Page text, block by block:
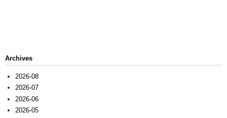
Archives
2026-08
2026-07
2026-06
2026-05